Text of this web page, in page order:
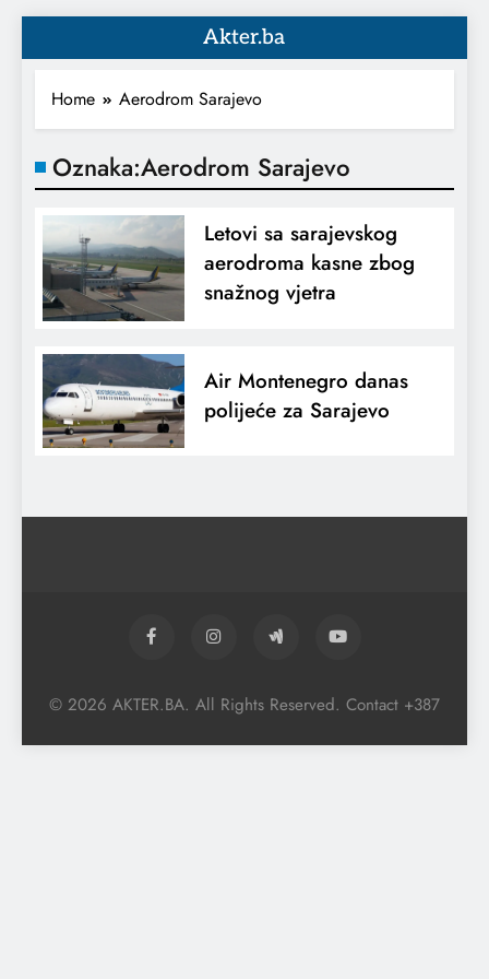
Akter.ba
Home Aerodrom Sarajevo
Oznaka:Aerodrom Sarajevo
Letovi sa sarajevskog
aerodroma kasne zbog
snažnog vjetra
Air Montenegro danas
polijeće za Sarajevo
© 2026 AKTER.BA. All Rights Reserved. Contact +387